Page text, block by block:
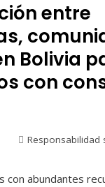
entre
Bolivia
con
Responsabilidad
con abundantes